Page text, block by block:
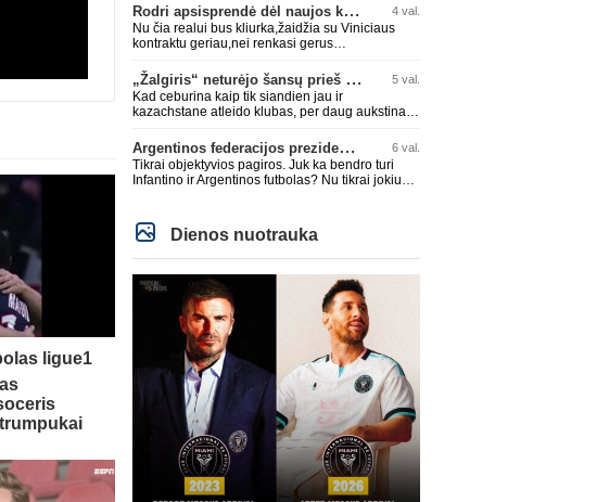
ligue1
Rodri apsisprendė dėl naujos komandos 4 val.
Nu čia realui bus kliurka,žaidžia su Viniciaus
kontraktu geriau,nei renkasi gerus
„Žalgiris“ neturėjo šansų prieš „Hajduk“ 5 val.
Kad ceburina kaip tik siandien jau ir
kazachstane atleido klubas, per daug aukstinat
Argentinos federacijos prezidentas C. Tapia negailėjo pagyrų G. Infantino 6 val.
Tikrai objektyvios pagiros. Juk ka bendro turi
Infantino ir Argentinos futbolas? Nu tikrai jokiu
Dienos nuotrauka